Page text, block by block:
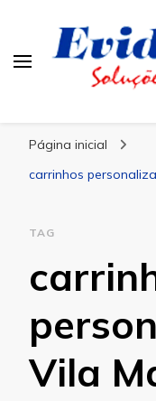
Página inicial
carrinhos
TAG
Vila